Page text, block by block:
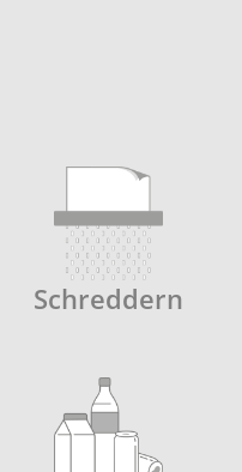
Schreddern